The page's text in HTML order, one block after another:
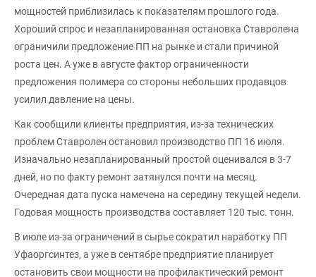
мощностей приблизилась к показателям прошлого года.
Хороший спрос и незапланированная остановка Ставролена
ограничили предложение ПП на рынке и стали причиной
роста цен. А уже в августе фактор ограниченности
предложения полимера со стороны небольших продавцов
усилил давление на цены.
Как сообщили клиенты предприятия, из-за технических
проблем Ставролен остановил производство ПП 16 июля.
Изначально незапланированный простой оценивался в 3-7
дней, но по факту ремонт затянулся почти на месяц.
Очередная дата пуска намечена на середину текущей недели.
Годовая мощность производства составляет 120 тыс. тонн.
В июле из-за ограничений в сырье сократил наработку ПП
Уфаоргсинтез, а уже в сентябре предприятие планирует
остановить свои мощности на профилактический ремонт